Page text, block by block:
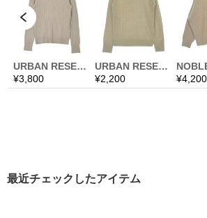
最近チェックしたアイテム